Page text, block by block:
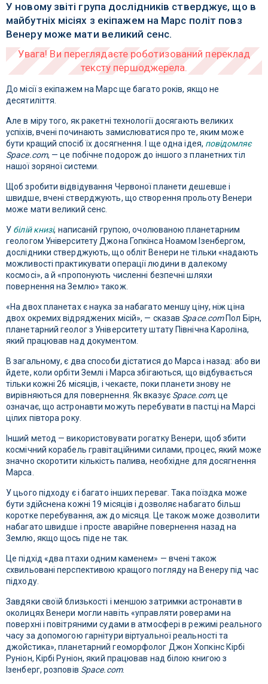
У новому звіті група дослідників стверджує, що в
майбутніх місіях з екіпажем на Марс політ повз
Венеру може мати великий сенс.
До місії з екіпажем на Марс ще багато років, якщо не
десятиліття.
Але в міру того, як ракетні технології досягають великих
успіхів, вчені починають замислюватися про те, яким може
бути кращий спосіб їх досягнення. І ще одна ідея, повідомляє
Space.com, — це побічне подорож до іншого з планетних тіл
нашої зоряної системи.
Щоб зробити відвідування Червоної планети дешевше і
швидше, вчені стверджують, що створення прольоту Венери
може мати великий сенс.
У білій книзі, написаній групою, очолюваною планетарним
геологом Університету Джона Гопкінса Ноамом Ізенбергом,
дослідники стверджують, що обліт Венери не тільки «надають
можливості практикувати операції людини в далекому
космосі», а й «пропонують численні безпечні шляхи
повернення на Землю» також.
«На двох планетах є наука за набагато меншу ціну, ніж ціна
двох окремих відряджених місій», — сказав Space.comПол Бірн,
планетарний геолог з Університету штату Північна Кароліна,
який працював над документом.
В загальному, є два способи дістатися до Марса і назад: або ви
йдете, коли орбіти Землі і Марса збігаються, що відбувається
тільки кожні 26 місяців, і чекаєте, поки планети знову не
вирівняються для повернення. Як вказує Space.com, це
означає, що астронавти можуть перебувати в пастці на Марсі
цілих півтора року.
Інший метод — використовувати рогатку Венери, щоб збити
космічний корабель гравітаційними силами, процес, який може
значно скоротити кількість палива, необхідне для досягнення
Марса.
У цього підходу є і багато інших переваг. Така поїздка може
бути здійснена кожні 19 місяців і дозволяє набагато більш
коротке перебування, аж до місяця. Це також може дозволити
набагато швидше і просте аварійне повернення назад на
Землю, якщо щось піде не так.
Це підхід «два птахи одним каменем» — вчені також
схвильовані перспективою кращого погляду на Венеру під час
підходу.
Завдяки своїй близькості і меншою затримки астронавти в
околицях Венери могли навіть «управляти роверами на
поверхні і повітряними судами в атмосфері в режимі реального
часу за допомогою гарнітури віртуальної реальності та
джойстика», планетарний геоморфолог Джон Хопкінс Кірбі
Руніон, Кірбі Руніон, який працював над білою книгою з
Ізенберг, розповів Space.com.